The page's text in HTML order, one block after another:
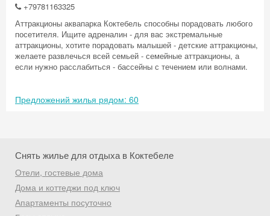
+79781163325
Аттракционы аквапарка Коктебель способны порадовать любого
посетителя. Ищите адреналин - для вас экстремальные
аттракционы, хотите порадовать малышей - детские аттракционы,
желаете развлечься всей семьей - семейные аттракционы, а
если нужно расслабиться - бассейны с течением или волнами.
Предложений жилья рядом: 60
Снять жилье для отдыха в Коктебеле
Отели, гостевые дома
Дома и коттеджи под ключ
Апартаменты посуточно